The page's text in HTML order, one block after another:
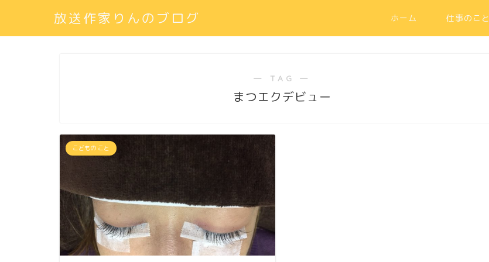
放送作家りんのブログ ホーム 仕事のこと
― TAG ―
まつエクデビュー
こどもの こと